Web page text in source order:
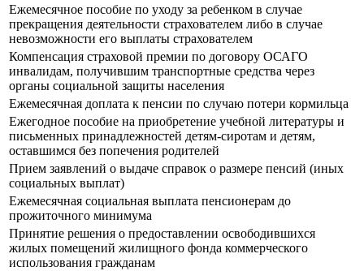
Ежемесячное пособие по уходу за ребенком в случае
прекращения деятельности страхователем либо в случае
невозможности его выплаты страхователем
Компенсация страховой премии по договору ОСАГО
инвалидам, получившим транспортные средства через
органы социальной защиты населения
Ежемесячная доплата к пенсии по случаю потери кормильца
Ежегодное пособие на приобретение учебной литературы и
письменных принадлежностей детям-сиротам и детям,
оставшимся без попечения родителей
Прием заявлений о выдаче справок о размере пенсий (иных
социальных выплат)
Ежемесячная социальная выплата пенсионерам до
прожиточного минимума
Принятие решения о предоставлении освободившихся
жилых помещений жилищного фонда коммерческого
использования гражданам